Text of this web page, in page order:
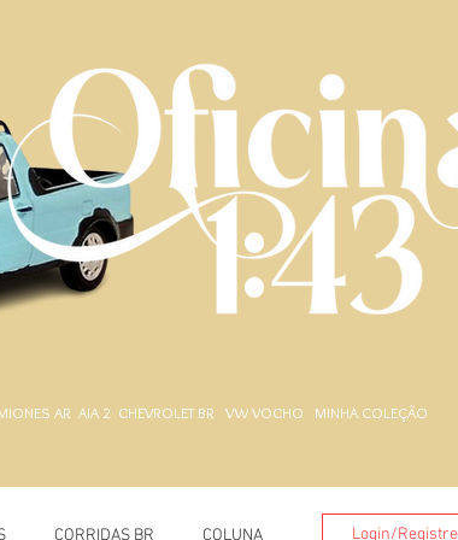
.
AR AIA 2 CHEVROLET BR VW VOCHO MINHA COLEÇÃO
CORRIDAS BR COLUNA Login/